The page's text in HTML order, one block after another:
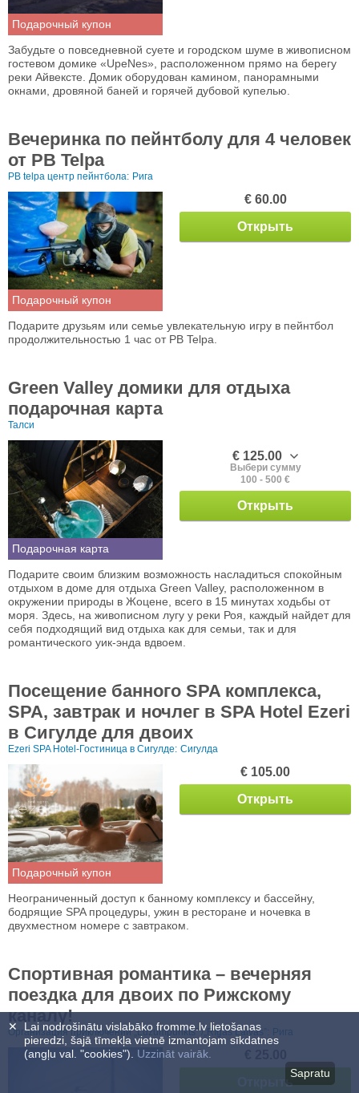
Подарочный купон
Забудьте о повседневной суете и городском шуме в живописном
гостевом домике «UpeNes», расположенном прямо на берегу
реки Айвексте. Домик оборудован камином, панорамными
окнами, дровяной баней и горячей дубовой купелью.
Вечеринка по пейнтболу для 4 человек
от PB Telpa
PB telpa центр пейнтбола: Рига
Подарочный купон
€ 60.00
Открыть
Подарите друзьям или семье увлекательную игру в пейнтбол
продолжительностью 1 час от PB Telpa.
Green Valley домики для отдыха
подарочная карта
Талси
Подарочная карта
€ 125.00
Выбери сумму
100 - 500 €
Открыть
Подарите своим близким возможность насладиться спокойным
отдыхом в доме для отдыха Green Valley, расположенном в
окружении природы в Жоцене, всего в 15 минутах ходьбы от
моря. Здесь, на живописном лугу у реки Роя, каждый найдет для
себя подходящий вид отдыха как для семьи, так и для
романтического уик-энда вдвоем.
Посещение банного SPA комплекса,
SPA, завтрак и ночлег в SPA Hotel Ezeri
в Сигулде для двоих
Ezeri SPA Hotel-Гостиница в Сигулде: Сигулда
Подарочный купон
€ 105.00
Открыть
Неограниченный доступ к банному комплексу и бассейну,
бодрящие SPA процедуры, ужин в ресторане и ночевка в
двухместном номере с завтраком.
Спортивная романтика – вечерняя
поездка для двоих по Рижскому
каналу!
Организация приключений „Lūzumpunkts” /„Rīgas Laivas”: Рига
Открыть
Lai nodrošinātu vislabāko fromme.lv lietošanas
pieredzi, šajā tīmekļa vietnē izmantojam sīkdatnes
(angļu val. "cookies"). Uzzināt vairāk.
Sapratu
✕